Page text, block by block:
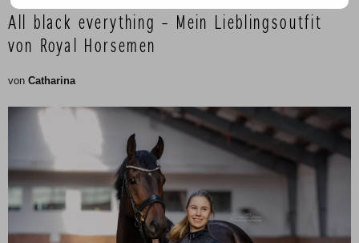
All black everything – Mein Lieblingsoutfit
von Royal Horsemen
von Catharina